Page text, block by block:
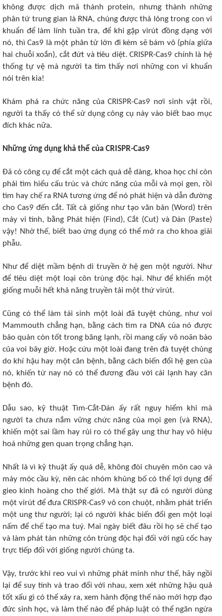
không được dịch mã thành protein, nhưng thành những
phân tử trung gian là RNA, chúng được thả lỏng trong con vi
khuẩn để làm lính tuần tra, để khi gặp virút đồng dạng với
nó, thì Cas9 là một phân tử lớn đi kèm sẽ bám vô (phía giữa
hai chuỗi xoắn), cắt đứt và tiêu diệt. CRISPR-Cas9 chính là hệ
thống tự vệ mà người ta tìm thấy nơi những con vi khuẩn
nói trên kia!
Khám phá ra chức năng của CRISPR-Cas9 nơi sinh vật rồi,
người ta thấy có thể sử dụng công cụ này vào biết bao mục
đích khác nữa.
Những ứng dụng khả thể của CRISPR-Cas9
Đã có công cụ để cắt một cách quá dễ dàng, khoa học chỉ còn
phải tìm hiểu cấu trúc và chức năng của mỗi và mọi gen, rồi
tìm hay chế ra RNA tương ứng để nó phát hiện và dẫn đường
cho Cas9 đến cắt. Tất cả giống như tạo văn bản (Word) trên
máy vi tính, bằng Phát hiện (Find), Cắt (Cut) và Dán (Paste)
vậy! Nhờ thế, biết bao ứng dụng có thể mở ra cho khoa giải
phẫu.
Như để diệt mầm bệnh di truyền ở hệ gen một người. Như
để tiêu diệt một loại côn trùng độc hại. Như để khiến một
giống muỗi hết khả năng truyền tải một thứ virút.
Cũng có thể làm tái sinh một loài đã tuyệt chủng, như voi
Mammouth chẳng hạn, bằng cách tìm ra DNA của nó được
bảo quản còn tốt trong băng lạnh, rồi mang cấy vô noãn bào
của voi bây giờ. Hoặc cứu một loài đang trên đà tuyệt chủng
do khí hậu hay một căn bệnh, bằng cách biến đổi hệ gen của
nó, khiến từ nay nó có thể đương đầu với cái lạnh hay căn
bệnh đó.
Dẫu sao, kỹ thuật Tìm-Cắt-Dán ấy rất nguy hiểm khi mà
người ta chưa nắm vững chức năng của mọi gen (và RNA),
khiến một sai lầm hay rủi ro có thể gây ung thư hay vô hiệu
hoá những gen quan trọng chẳng hạn.
Nhất là vì kỹ thuật ấy quá dễ, không đòi chuyên môn cao và
máy móc cầu kỳ, nên các nhóm khủng bố có thể lợi dụng để
gieo kinh hoàng cho thế giới. Mà thật sự đã có người dùng
một virút để đưa CRISPR-Cas9 vô con chuột, nhằm phát triển
một ung thư người; lại có người khác biến đổi gen một loại
nấm để chế tạo ma tuý. Mai ngày biết đâu rồi họ sẽ chế tạo
và làm phát tán những côn trùng độc hại đối với ngũ cốc hay
trực tiếp đối với giống người chúng ta.
Vậy, trước khi reo vui vì những phát minh như thế, hãy ngồi
lại để suy tính và trao đổi với nhau, xem xét những hậu quả
tốt xấu gì có thể xảy ra, xem hành động thế nào mới hợp đạo
đức sinh học, và làm thế nào để pháp luật có thể ngăn ngừa